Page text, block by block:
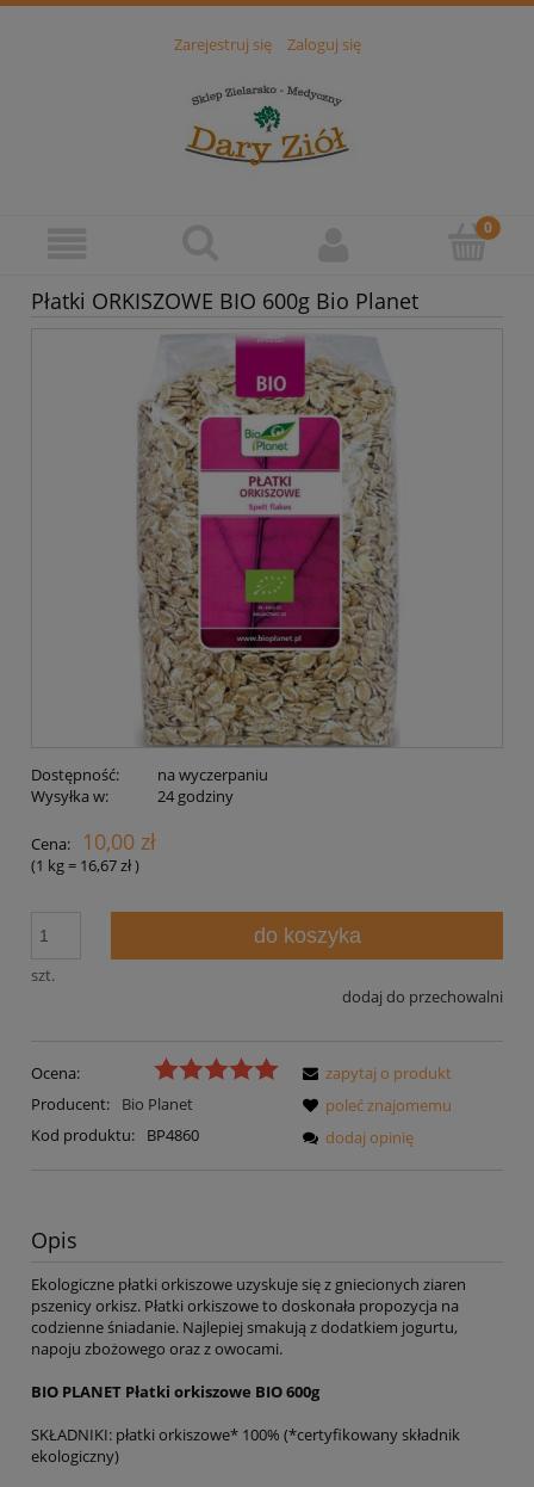
Zarejestruj się Zaloguj się
Płatki ORKISZOWE BIO 600g Bio Planet
Dostępność:
na wyczerpaniu
Wysyłka w:
24 godziny
Cena: 10,00 zł
(1 kg= 16,67 zł)
szt.
do koszyka
dodaj do przechowalni
Ocena:
Producent:
Bio Planet
Kod produktu:
BP4860
zapytaj o produkt
poleć znajomemu
dodaj opinię
Opis
Ekologiczne płatki orkiszowe uzyskuje się z gniecionych ziaren
pszenicy orkisz. Płatki orkiszowe to doskonała propozycja na
codzienne śniadanie. Najlepiej smakują z dodatkiem jogurtu,
napoju zbożowego oraz z owocami.
BIO PLANET Płatki orkiszowe BIO 600g
SKŁADNIKI: płatki orkiszowe* 100% (*certyfikowany składnik
ekologiczny)